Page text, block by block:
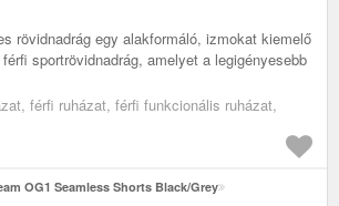
rövidnadrág egy alakformáló, izmokat kiemelő
sportrövidnadrág, amelyet a legigényesebb
férfi ruházat, férfi funkcionális ruházat,
OG1 Seamless Shorts Black/Grey